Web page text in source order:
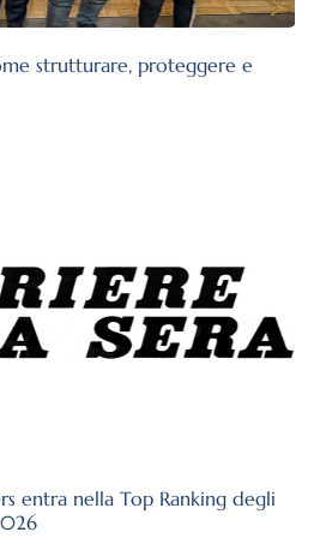
strutturare, proteggere e
entra nella Top Ranking degli